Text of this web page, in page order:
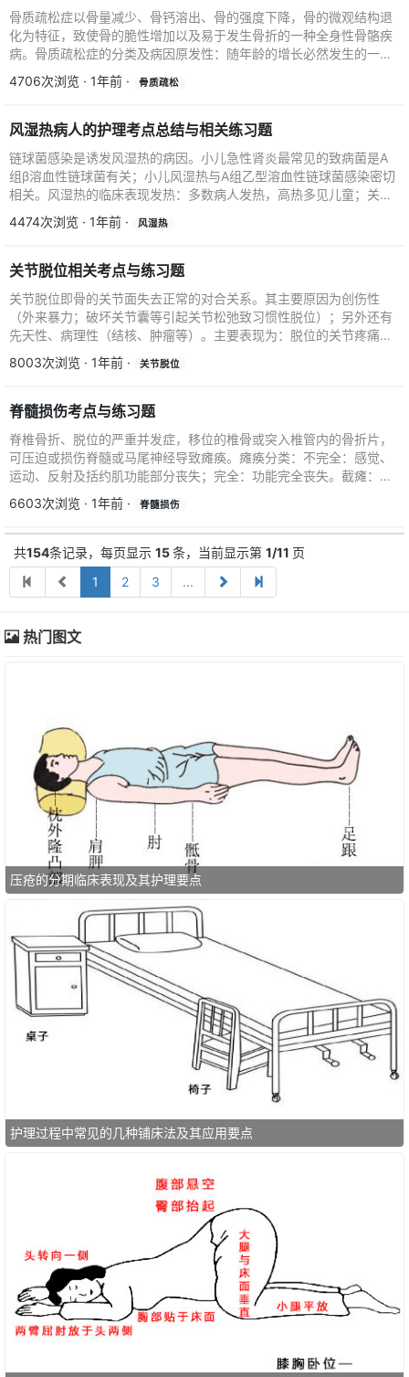
骨质疏松症以骨量减少、骨钙溶出、骨的强度下降，骨的微观结构退
化为特征，致使骨的脆性增加以及易于发生骨折的一种全身性骨骼疾
病。骨质疏松症的分类及病因原发性：随年龄的增长必然发生的一组
生理性退行病变，雌激...
4706次浏览 · 1年前 · 骨质疏松
风湿热病人的护理考点总结与相关练习题
链球菌感染是诱发风湿热的病因。小儿急性肾炎最常见的致病菌是A
组β溶血性链球菌有关；小儿风湿热与A组乙型溶血性链球菌感染密切
相关。风湿热的临床表现发热：多数病人发热，高热多见儿童；关节
炎：占病例66%，...
4474次浏览 · 1年前 · 风湿热
关节脱位相关考点与练习题
关节脱位即骨的关节面失去正常的对合关系。其主要原因为创伤性
（外来暴力；破坏关节囊等引起关节松弛致习惯性脱位）；另外还有
先天性、病理性（结核、肿瘤等）。主要表现为：脱位的关节疼痛、
肿胀、压痛、关节功能丧...
8003次浏览 · 1年前 · 关节脱位
脊髓损伤考点与练习题
脊椎骨折、脱位的严重并发症，移位的椎骨或突入椎管内的骨折片，
可压迫或损伤脊髓或马尾神经导致瘫痪。瘫痪分类：不完全：感觉、
运动、反射及括约肌功能部分丧失；完全：功能完全丧失。截瘫：胸
腰椎骨折→脊髄损伤→...
6603次浏览 · 1年前 · 脊髓损伤
共154条记录，每页显示 15条，当前显示第 1/11 页
1
2 3 ...
热门图文
压疮的分期临床表现及其护理要点
护理过程中常见的几种铺床法及其应用要点